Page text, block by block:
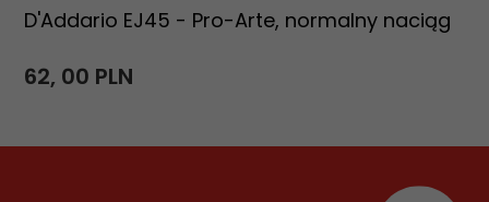
D'Addario EJ45 - Pro-Arte, normalny naciąg
62, 00 PLN